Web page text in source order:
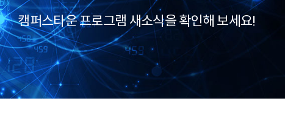
캠퍼스타운 프로그램 새소식을 확인해 보세요!